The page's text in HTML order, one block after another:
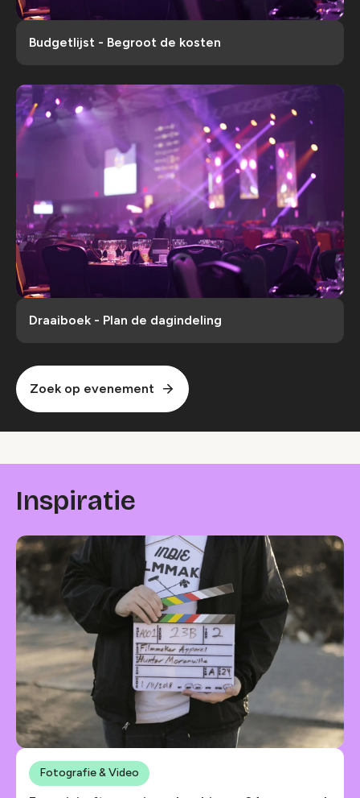
Budgetlijst - Begroot de kosten
Draaiboek - Plan de dagindeling
Zoek op evenement
Inspiratie
Fotografie & Video